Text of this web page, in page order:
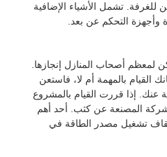
للغرفة. تشمل الأشياء الإضافية
وأجهزة التحكم عن بعد.
أصحاب المنازل إنجازها.
القيام بالمهمة أم لا، فاستعن
عنك. إذا قررت القيام بالمشروع
المصنعة عن كثب. أحد أهم
تشغيل مصدر الطاقة في